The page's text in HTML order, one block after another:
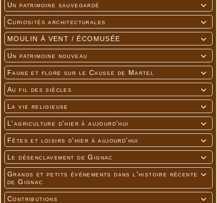

Un patrimoine sauvegardé

Curiosités architecturales

MOULIN À VENT / ÉCOMUSÉE

Un patrimoine nouveau

Faune et flore sur le Causse de Martel

Au fil des siècles

La vie religieuse

L'agriculture d'hier à aujourd'hui

Fêtes et loisirs d'hier à aujourd'hui

Le désenclavement de Gignac

Grands et petits événements dans l'histoire récente
de Gignac

Contributions